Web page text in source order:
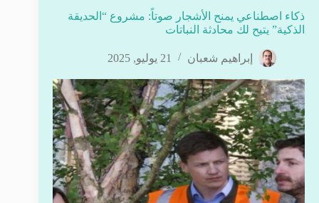
ذكاء اصطناعي يمنح الأشجار صوتاً: مشروع “الحديقة
الذكية” يتيح لك محادثة النباتات
إبراهيم شعبان 21 يوليو, 2025